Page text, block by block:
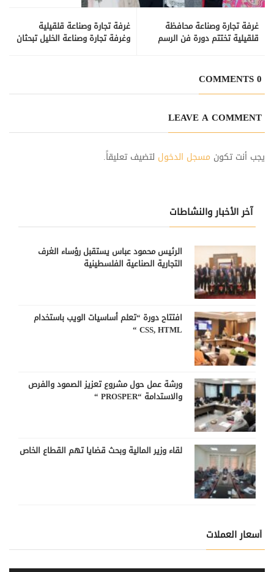
غرفة تجارة وصناعة قلقيلية
وغرفة تجارة وصناعة الخليل تبحثان
غرفة تجارة وصناعة محافظة
قلقيلية تختتم دورة فن الرسم
0 COMMENTS
LEAVE A COMMENT
يجب أنت تكون مسجل الدخول لتضيف تعليقاً.
آخر الأخبار والنشاطات
الرئيس محمود عباس يستقبل رؤساء الغرف
التجارية الصناعية الفلسطينية
افتتاح دورة “تعلم أساسيات الويب باستخدام
CSS, HTML “
ورشة عمل حول مشروع تعزيز الصمود والفرص
والاستدامة “PROSPER “
لقاء وزير المالية وبحث قضايا تهم القطاع الخاص
أسعار العملات